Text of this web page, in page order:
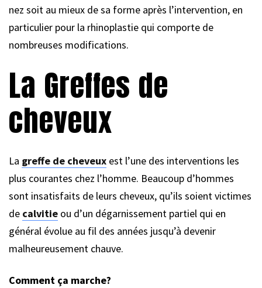
nez soit au mieux de sa forme après l’intervention, en
particulier pour la rhinoplastie qui comporte de
nombreuses modifications.
La Greffes de
cheveux
La greffe de cheveux est l’une des interventions les
plus courantes chez l’homme. Beaucoup d’hommes
sont insatisfaits de leurs cheveux, qu’ils soient victimes
de calvitie ou d’un dégarnissement partiel qui en
général évolue au fil des années jusqu’à devenir
malheureusement chauve.
Comment ça marche?